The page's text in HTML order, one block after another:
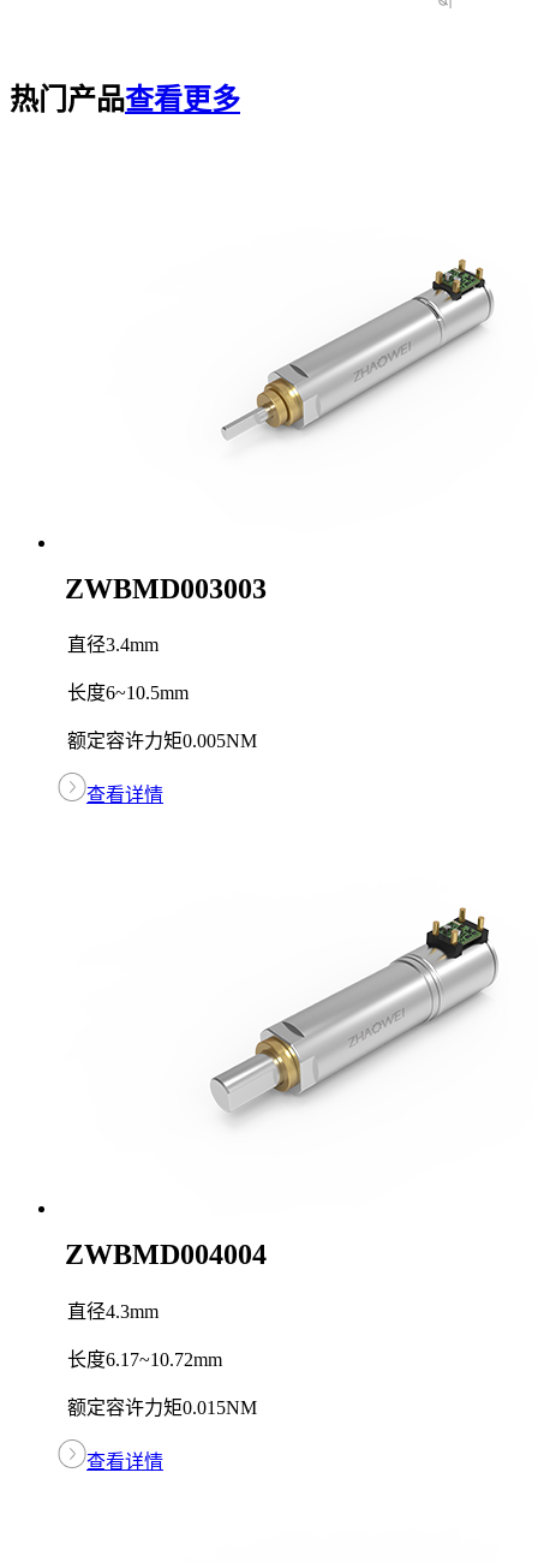
热门产品查看更多
ZWBMD003003
直径3.4mm
长度6~10.5mm
额定容许力矩0.005NM
查看详情
ZWBMD004004
直径4.3mm
长度6.17~10.72mm
额定容许力矩0.015NM
查看详情